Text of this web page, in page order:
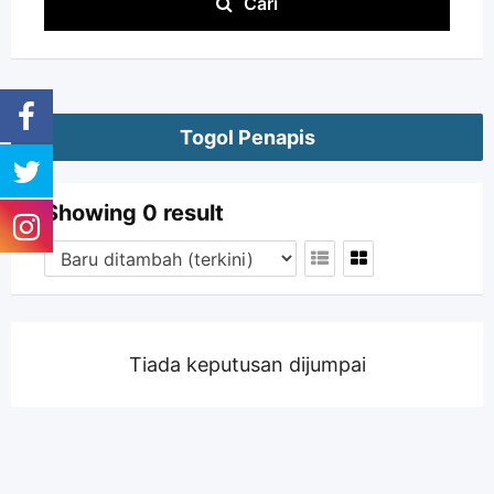
Togol Penapis
Showing 0 result
Tiada keputusan dijumpai